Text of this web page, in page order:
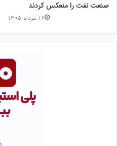
صنعت نفت را منعکس کردند
۱۷ مرداد ۱۴۰۵